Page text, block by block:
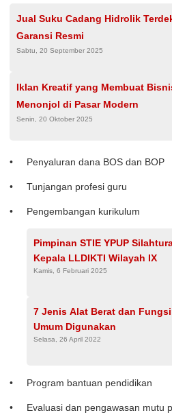
Jual Suku Cadang Hidrolik
Garansi Resmi
Sabtu, 20 September 2025
Iklan Kreatif yang Membuat
Menonjol di Pasar Modern
Senin, 20 Oktober 2025
Penyaluran dana BOS dan BOP
Tunjangan profesi guru
Pengembangan kurikulum
Pimpinan STIE YPUP
Kepala LLDIKTI Wilayah IX
Kamis, 6 Februari 2025
7 Jenis Alat Berat dan
Umum Digunakan
Selasa, 26 April 2022
Program bantuan pendidikan
Evaluasi dan pengawasan mutu